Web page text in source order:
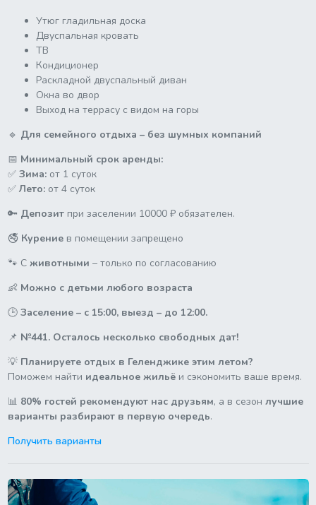
Утюг гладильная доска
Двуспальная кровать
ТВ
Кондиционер
Раскладной двуспальный диван
Окна во двор
Выход на террасу с видом на горы
🔹 Для семейного отдыха – без шумных компаний
📅 Минимальный срок аренды:
✅ Зима:от 1 суток
✅ Лето:от 4 суток
🔑 Депозитпри заселении 10000 ₽ обязателен.
🚭 Курениев помещении запрещено
🐾 С животными – только по согласованию
👶 Можно с детьми любого возраста
🕒 Заселение – с 15:00, выезд – до 12:00.
📌 №441. Осталось несколько свободных дат!
💡 Планируете отдых в Геленджике этим летом?
Поможем найти идеальное жильёи сэкономить ваше время.
📊 80% гостей рекомендуют нас друзьям, а в сезон лучшие
варианты разбирают в первую очередь.
Получить варианты